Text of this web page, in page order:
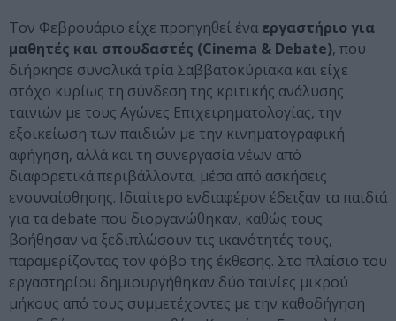
Τον Φεβρουάριο είχε προηγηθεί ένα εργαστήριο για
μαθητές και σπουδαστές (Cinema & Debate), που
διήρκησε συνολικά τρία Σαββατοκύριακα και είχε
στόχο κυρίως τη σύνδεση της κριτικής ανάλυσης
ταινιών με τους Αγώνες Επιχειρηματολογίας, την
εξοικείωση των παιδιών με την κινηματογραφική
αφήγηση, αλλά και τη συνεργασία νέων από
διαφορετικά περιβάλλοντα, μέσα από ασκήσεις
ενσυναίσθησης. Ιδιαίτερο ενδιαφέρον έδειξαν τα παιδιά
για τα debate που διοργανώθηκαν, καθώς τους
βοήθησαν να ξεδιπλώσουν τις ικανότητές τους,
παραμερίζοντας τον φόβο της έκθεσης. Στο πλαίσιο του
εργαστηρίου δημιουργήθηκαν δύο ταινίες μικρού
μήκους από τους συμμετέχοντες με την καθοδήγηση